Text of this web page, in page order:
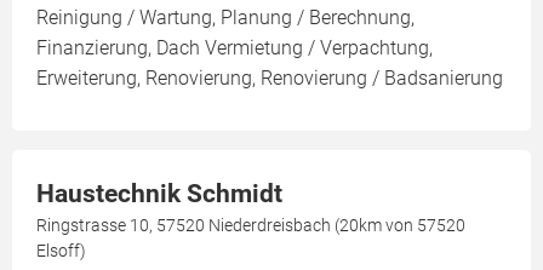
Reinigung / Wartung, Planung / Berechnung,
Finanzierung, Dach Vermietung / Verpachtung,
Erweiterung, Renovierung, Renovierung / Badsanierung
Haustechnik Schmidt
Ringstrasse 10, 57520 Niederdreisbach (20km von 57520
Elsoff)